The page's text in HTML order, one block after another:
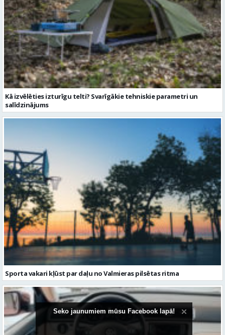
Kā izvēlēties izturīgu telti? Svarīgākie tehniskie parametri un
salīdzinājums
Sporta vakari kļūst par daļu no Valmieras pilsētas ritma
Seko jaunumiem mūsu Facebook lapā!